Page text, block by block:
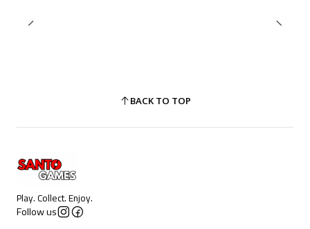
BACK TO TOP
Play. Collect. Enjoy.
Follow us